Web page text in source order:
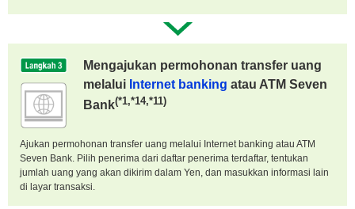
Mengajukan permohonan transfer uang
melalui Internet banking atau ATM Seven
Bank(*1,*14,*11)
Ajukan permohonan transfer uang melalui Internet banking atau ATM
Seven Bank. Pilih penerima dari daftar penerima terdaftar, tentukan
jumlah uang yang akan dikirim dalam Yen, dan masukkan informasi lain
di layar transaksi.